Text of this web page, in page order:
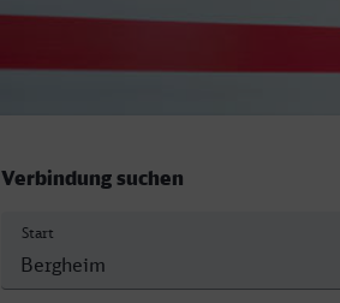
Verbindung suchen
Start